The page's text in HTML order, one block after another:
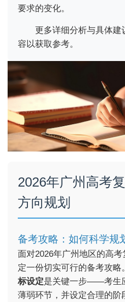
要求的变化。
更多详细分析与具体建
容以获取参考。
2026年广州高考
方向规划
备考攻略：如何科学规
面对2026年广州地区的高
定一份切实可行的备考攻略
标设定是关键一步——考生
薄弱环节，并设定合理的